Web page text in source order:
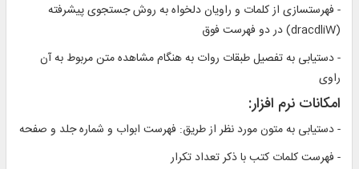
- فهرست‏سازى از كلمات و راويان دلخواه به روش جستجوى پيشرفته
(dracdliW) در دو فهرست فوق‏
- دستيابى به تفصيل طبقات روات به هنگام مشاهده متن مربوط به آن
راوى‏
امكانات نرم افزار:
- دستيابى به متون مورد نظر از طريق: فهرست ابواب و شماره جلد و صفحه‏
- فهرست كلمات كتب با ذكر تعداد تكرار